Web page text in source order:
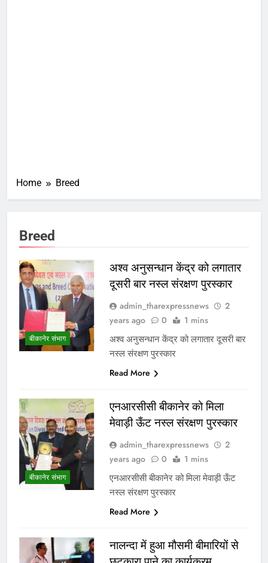
Home Breed
Breed
बीकानेर संभाग
अश्व अनुसन्धान केंद्र को लगातार
दूसरी बार नस्ल संरक्षण पुरस्कार
admin_tharexpressnews
2
years ago
0 1 mins
अश्व अनुसन्धान केंद्र को लगातार दूसरी बार
नस्ल संरक्षण पुरस्कार
Read More
बीकानेर संभाग
एनआरसीसी बीकानेर को मिला
मेवाड़ी ऊँट नस्‍ल संरक्षण पुरस्‍कार
admin_tharexpressnews
2
years ago
0 1 mins
एनआरसीसी बीकानेर को मिला मेवाड़ी ऊँट
नस्‍ल संरक्षण पुरस्‍कार
Read More
नालन्दा में हुआ मौसमी बीमारियों से